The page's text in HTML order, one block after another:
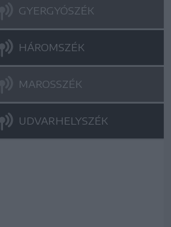
GYERGYÓSZÉK
HÁROMSZÉK
MAROSSZÉK
UDVARHELYSZÉK